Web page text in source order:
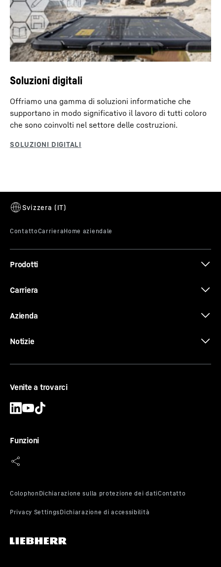
Soluzioni digitali
Offriamo una gamma di soluzioni informatiche che
supportano in modo significativo il lavoro di tutti coloro
che sono coinvolti nel settore delle costruzioni.
Prodotti
Carriera
Azienda
Notizie
Venite a trovarci
Funzioni